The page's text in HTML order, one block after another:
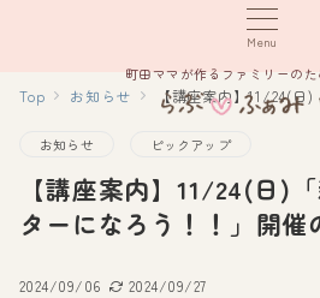
Menu
町田ママが作るファミリーの
Top お知らせ 【講座案内】11/24(日)「親子で防
お知らせ ピックアップ
【講座案内】11/24(日)
ターになろう！！」開催
2024/09/06 2024/09/27